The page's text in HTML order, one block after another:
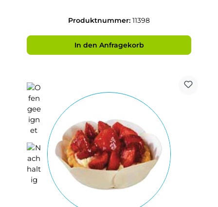
Produktnummer: 11398
In den Anfragekorb